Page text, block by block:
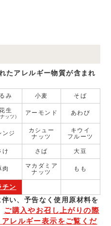
たアレルギー物質が含まれ
み 小麦 そば
生
ッツ） アーモンド あわび
ンジ
カシュー
ナッツ
キウイ
フルーツ
け さば 大豆
肉
マカダミア
ナッツ
もも
チン
い、予告なく使⽤原材料を
ご購入やお召し上がりの際
レルギー表示をご覧くだ